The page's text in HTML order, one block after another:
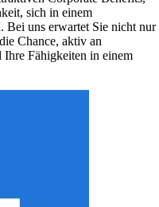
sich in einem
Bei uns erwartet Sie nicht nur
Chance, aktiv an
Fähigkeiten in einem